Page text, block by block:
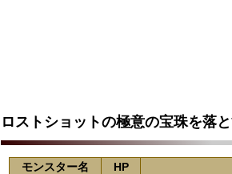
ロストショットの極意の宝珠を落
モンスター名 HP